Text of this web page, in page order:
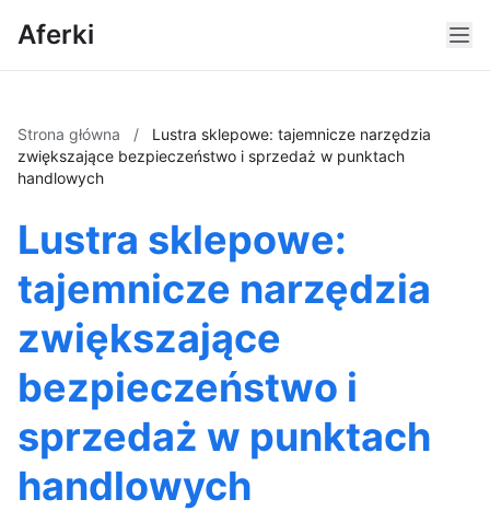
Aferki
Strona główna /
Lustra sklepowe: tajemnicze narzędzia
zwiększające bezpieczeństwo i sprzedaż w punktach
handlowych
Lustra sklepowe:
tajemnicze narzędzia
zwiększające
bezpieczeństwo i
sprzedaż w punktach
handlowych